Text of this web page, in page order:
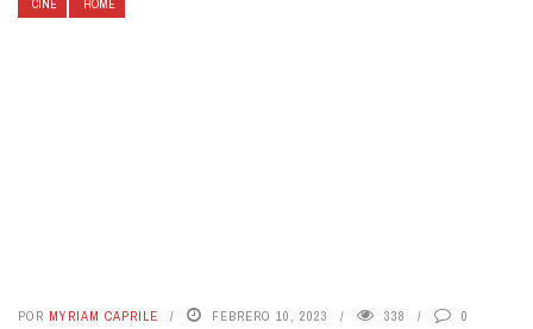
CINE HOME
POR MYRIAM CAPRILE FEBRERO 10, 2023 338 0